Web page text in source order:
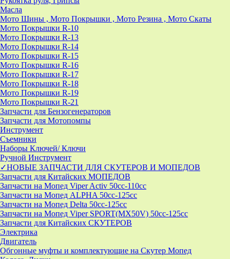
Масла
Мото Шины , Мото Покрышки , Мото Резина , Мото Скаты
Мото Покрышки R-10
Мото Покрышки R-13
Мото Покрышки R-14
Мото Покрышки R-15
Мото Покрышки R-16
Мото Покрышки R-17
Мото Покрышки R-18
Мото Покрышки R-19
Мото Покрышки R-21
Запчасти для Бензогенераторов
Запчасти для Мотопомпы
Инструмент
Съемники
Наборы Ключей/ Ключи
Ручной Инструмент
✓НОВЫЕ ЗАПЧАСТИ ДЛЯ СКУТЕРОВ И МОПЕДОВ
Запчасти для Китайских МОПЕДОВ
Запчасти на Мопед Viper Activ 50cc-110cc
Запчасти на Мопед ALPHA 50cc-125cc
Запчасти на Мопед Delta 50cc-125cc
Запчасти на Мопед Viper SPORT(MX50V) 50cc-125cc
Запчасти для Китайских СКУТЕРОВ
Электрика
Двигатель
Обгонные муфты и комплектующие на Скутер Мопед